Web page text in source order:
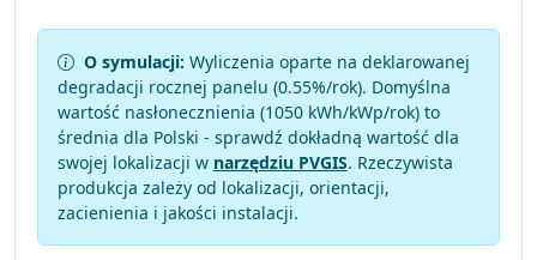
O symulacji: Wyliczenia oparte na deklarowanej
degradacji rocznej panelu (0.55%/rok). Domyślna
wartość nasłonecznienia (1050 kWh/kWp/rok) to
średnia dla Polski - sprawdź dokładną wartość dla
swojej lokalizacji w narzędziu PVGIS. Rzeczywista
produkcja zależy od lokalizacji, orientacji,
zacienienia i jakości instalacji.